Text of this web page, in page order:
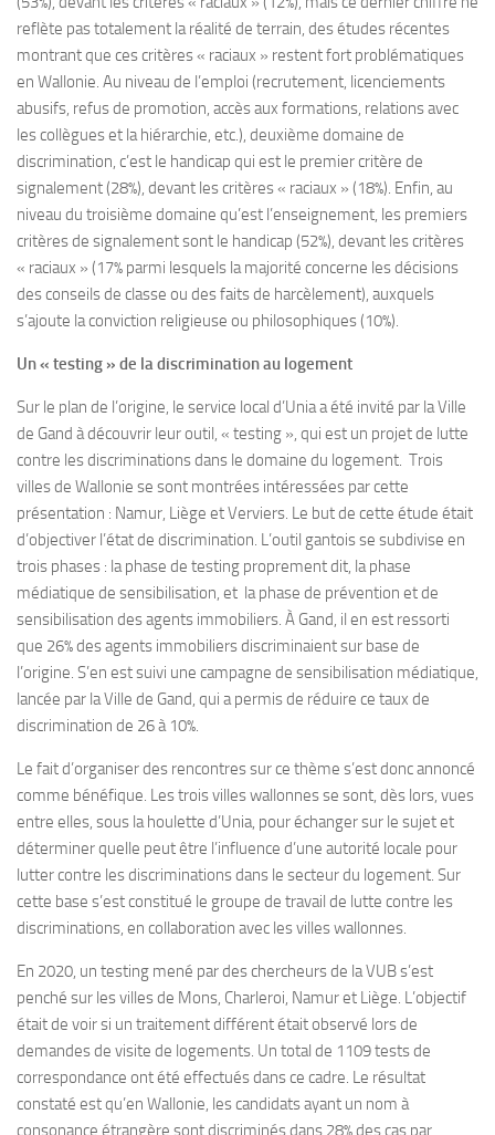
reflète pas totalement la réalité de terrain, des études récentes
montrant que ces critères « raciaux » restent fort problématiques
en Wallonie. Au niveau de l’emploi (recrutement, licenciements
abusifs, refus de promotion, accès aux formations, relations avec
les collègues et la hiérarchie, etc.), deuxième domaine de
discrimination, c’est le handicap qui est le premier critère de
signalement (28%), devant les critères « raciaux » (18%). Enfin, au
niveau du troisième domaine qu’est l’enseignement, les premiers
critères de signalement sont le handicap (52%), devant les critères
« raciaux » (17% parmi lesquels la majorité concerne les décisions
des conseils de classe ou des faits de harcèlement), auxquels
s’ajoute la conviction religieuse ou philosophiques (10%).
Un « testing » de la discrimination au logement
Sur le plan de l’origine, le service local d’Unia a été invité par la Ville
de Gand à découvrir leur outil, « testing », qui est un projet de lutte
contre les discriminations dans le domaine du logement. Trois
villes de Wallonie se sont montrées intéressées par cette
présentation : Namur, Liège et Verviers. Le but de cette étude était
d’objectiver l’état de discrimination. L’outil gantois se subdivise en
trois phases : la phase de testing proprement dit, la phase
médiatique de sensibilisation, et la phase de prévention et de
sensibilisation des agents immobiliers. À Gand, il en est ressorti
que 26% des agents immobiliers discriminaient sur base de
l’origine. S’en est suivi une campagne de sensibilisation médiatique,
lancée par la Ville de Gand, qui a permis de réduire ce taux de
discrimination de 26 à 10%.
Le fait d’organiser des rencontres sur ce thème s’est donc annoncé
comme bénéfique. Les trois villes wallonnes se sont, dès lors, vues
entre elles, sous la houlette d’Unia, pour échanger sur le sujet et
déterminer quelle peut être l’influence d’une autorité locale pour
lutter contre les discriminations dans le secteur du logement. Sur
cette base s’est constitué le groupe de travail de lutte contre les
discriminations, en collaboration avec les villes wallonnes.
En 2020, un testing mené par des chercheurs de la VUB s’est
penché sur les villes de Mons, Charleroi, Namur et Liège. L’objectif
était de voir si un traitement différent était observé lors de
demandes de visite de logements. Un total de 1109 tests de
correspondance ont été effectués dans ce cadre. Le résultat
constaté est qu’en Wallonie, les candidats ayant un nom à